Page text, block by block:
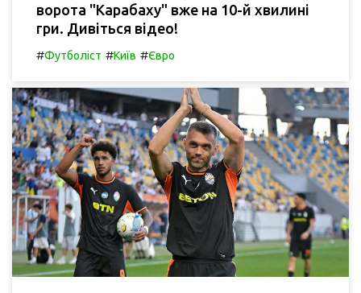
ворота "Карабаху" вже на 10-й хвилині
гри. Дивіться відео!
#Футболіст #Київ #Євро